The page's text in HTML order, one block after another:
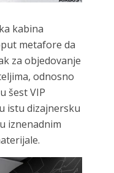
kabina
metafore da
za objedovanje
odnosno
šest VIP
istu dizajnersku
iznenadnim